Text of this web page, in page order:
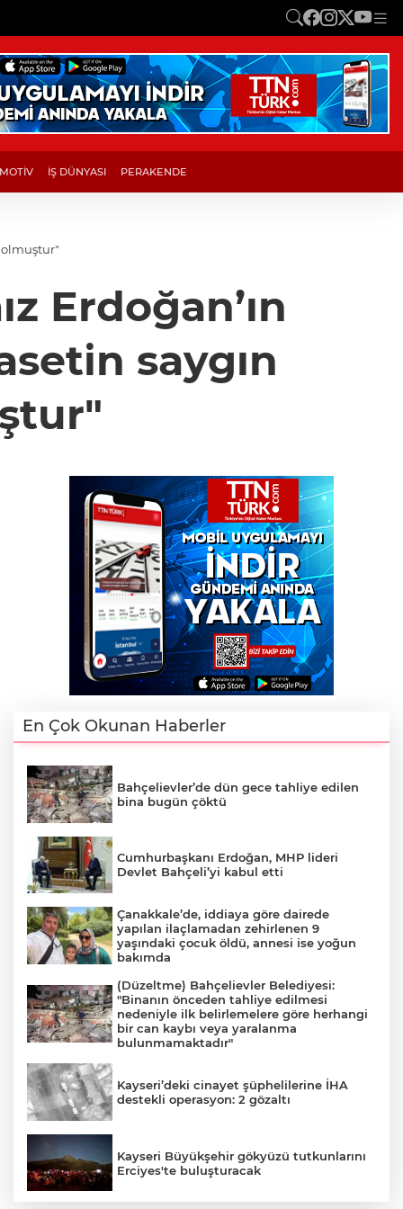
İŞ DÜNYASI PERAKENDE
olmuştur"
Erdoğan’ın
saygın
En Çok Okunan Haberler
Bahçelievler’de dün gece tahliye edilen
bina bugün çöktü
Cumhurbaşkanı Erdoğan, MHP lideri
Devlet Bahçeli’yi kabul etti
Çanakkale’de, iddiaya göre dairede
yapılan ilaçlamadan zehirlenen 9
yaşındaki çocuk öldü, annesi ise yoğun
bakımda
(Düzeltme) Bahçelievler Belediyesi:
"Binanın önceden tahliye edilmesi
nedeniyle ilk belirlemelere göre herhangi
bir can kaybı veya yaralanma
bulunmamaktadır"
Kayseri’deki cinayet şüphelilerine İHA
destekli operasyon: 2 gözaltı
Kayseri Büyükşehir gökyüzü tutkunlarını
Erciyes'te buluşturacak